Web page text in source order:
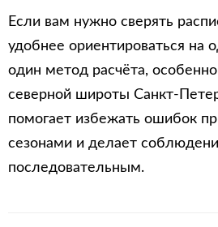
Если вам нужно сверять
удобнее ориентироваться на
один метод расчёта,
северной широты Санкт-
помогает избежать ошибок
сезонами и делает
последовательным.